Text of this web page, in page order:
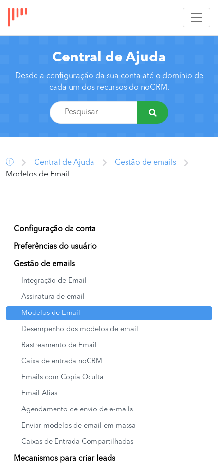
Central de Ajuda
Desde a configuração da sua conta até o domínio de
cada um dos recursos do noCRM.
Central de Ajuda
Gestão de emails
Modelos de Email
Configuração da conta
Preferências do usuário
Gestão de emails
Integração de Email
Assinatura de email
Modelos de Email
Desempenho dos modelos de email
Rastreamento de Email
Caixa de entrada noCRM
Emails com Copia Oculta
Email Alias
Agendamento de envio de e-mails
Enviar modelos de email em massa
Caixas de Entrada Compartilhadas
Mecanismos para criar leads